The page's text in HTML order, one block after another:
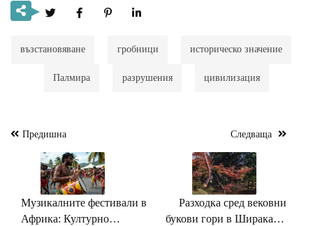
възстановяване гробници историческо значение
Палмира разрушения цивилизация
Навигация
Предишна
Музикалните фестивали в
Африка: Културно
Следваща
Разходка сред вековни
букови гори в Шираками